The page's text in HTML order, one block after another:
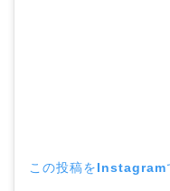
この投稿をInstagram